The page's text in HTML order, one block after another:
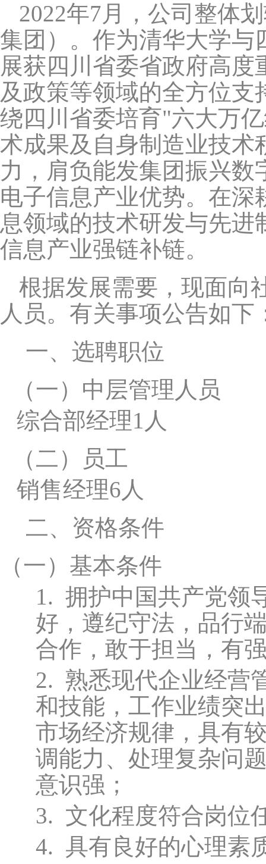
2022年7月，公司整体
集团）。作为清华大学与
展获四川省委省政府高
及政策等领域的全方位
绕四川省委培育"六大万
术成果及自身制造业技术
力，肩负能发集团振兴
电子信息产业优势。在
息领域的技术研发与先
信息产业强链补链。
根据发展需要，现面向
人员。有关事项公告如下
一、选聘职位
（一） 中层管理人员
综合部经理1人
（二）
员工
销售经理6人
二、资格条件
（一） 基本条件
1. 拥护中国共产党领
好，遵纪守法，品行
合作，敢于担当，有
2. 熟悉现代企业经营
和技能，工作业绩突
市场经济规律，具有
调能力、处理复杂问
意识强；
3. 文化程度符合岗位
4. 具有良好的心理素